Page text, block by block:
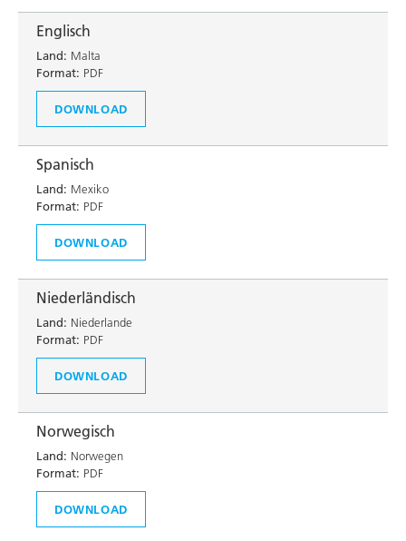
Englisch
Land: Malta
Format: PDF
DOWNLOAD
Spanisch
Land: Mexiko
Format: PDF
DOWNLOAD
Niederländisch
Land: Niederlande
Format: PDF
DOWNLOAD
Norwegisch
Land: Norwegen
Format: PDF
DOWNLOAD